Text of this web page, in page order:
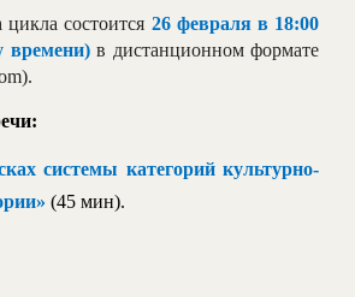
цикла состоится 26 февраля в 18:00
времени)в дистанционном формате
).
системы категорий культурно-
(45 мин).